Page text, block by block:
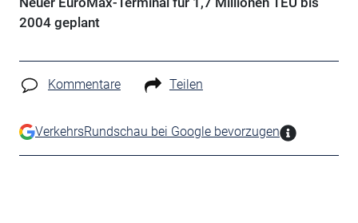
2004 geplant
Kommentare Teilen
VerkehrsRundschau bei Google bevorzugen